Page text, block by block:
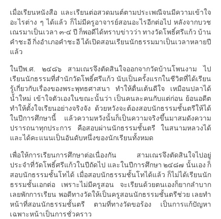
เมื่อเรียนหนังสือ และเรียนต่อสวดมนต์ตามประเพณีจนมีความเข้าใจ
อะไรต่าง ๆ ได้แล้ว ก็ไม่มีครูอาจารย์สอนอะไรอีกต่อไป หลังจากบวช
เณรมาเป็นเวลา ๓-๔ ปี ก็พอดีได้ทราบข่าวว่า ทางวัดโพธิ์ศรีแก้ว บ้าน
คำชะอี กิ่งอำเภอคำชะอี ได้เปิดสอนเรียนนักธรรมมาเป็นเวลาหลายปี
แล้ว
ในปีพ.ศ. ๒๔๘๖ สามเณรจึงตัดสินใจออกจากวัดบ้านโพนงาม ไป
เรียนนักธรรมที่สำนักวัดโพธิ์ศรีแก้ว นับเป็นครั้งแรกในชีวิตที่ได้เรียน
รู้เกี่ยวกับเรื่องของพระพุทธศาสนา ทำให้ตื่นเต้นดีใจ เหมือนปลาได้
น้ำใหม่ เข้าใจตัวเองในขณะนั้นว่า เป็นคนละคนกับแต่ก่อน ย้อนอดีต
ทำให้ตั้งใจเรียนอย่างจริงจัง ด้วยหวังจะต้องสอบนักธรรมชั้นตรีให้ได้
ในปีการศึกษานี้ แล้วความหวังนั้นก็เป็นความจริงขึ้นมาสมดังความ
ปรารถนาทุกประการ คือสอบผ่านนักธรรมชั้นตรี ในสนามหลวงได้
และได้คะแนนเป็นอันดับหนึ่งของนักเรียนทั้งหมด
เพื่อให้การเรียนการศึกษาต่อเนื่องกัน สามเณรจึงตัดสินใจไปอยู่
ประจำที่วัดโพธิ์ศรีแก้วในปีถัดไป และในปีการศึกษา ๒๔๘๗ นั้นเอง ก็
สอบนักธรรมชั้นโทได้ เมื่อสอบนักธรรมชั้นโทได้แล้ว ก็ไม่ได้เรียนนัก
ธรรมชั้นเอกต่อ เพราะไม่มีครูสอน จะเรียนด้วยตนเองก็ยากลำบาก
เลยพักการเรียน พอดีทางวัดให้เป็นครูสอนนักธรรมชั้นตรีช่วย เลยทำ
หน้าที่สอนนักธรรมชั้นตรี ตามที่ทางวัดขอร้อง เป็นการแก้ปัญหา
เฉพาะหน้าเป็นการชั่วคราว